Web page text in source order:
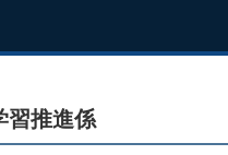
習推進係